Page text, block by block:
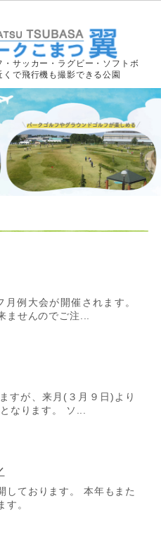
サッカー・ラグビー・ソフトボ
で飛行機も撮影できる公園
例大会が開催されます。
ませんのでご注...
すが、来月(３月９日)より
なります。 ソ...
しております。 本年もまた
す。